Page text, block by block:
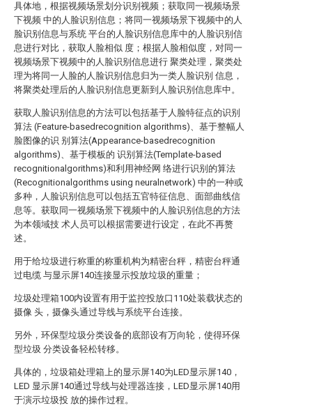
具体地，根据视频场景划分识别视频；获取同一视频场景
下视频 中的人脸识别信息；将同一视频场景下视频中的人
脸识别信息与系统 平台的人脸识别信息库中的人脸识别信
息进行对比，获取人脸相似 度；根据人脸相似度，对同一
视频场景下视频中的人脸识别信息进行 聚类处理，聚类处
理为将同一人脸的人脸识别信息归为一类人脸识别 信息，
将聚类处理后的人脸识别信息更新到人脸识别信息库中。
获取人脸识别信息的方法可以包括基于人脸特征点的识别
算法 (Feature-basedrecognition algorithms)、基于整幅人
脸图像的识 别算法(Appearance-basedrecognition
algorithms)、基于模板的 识别算法(Template-based
recognitionalgorithms)和利用神经网 络进行识别的算法
(Recognitionalgorithms using neuralnetwork) 中的一种或
多种，人脸识别信息可以包括五官特征信息、面部曲线信
息等。获取同一视频场景下视频中的人脸识别信息的方法
为本领域技 术人员可以根据需要进行设定，在此不再赘
述。
用于给垃圾进行称重的称重机构为精密台秤，精密台秤通
过电缆 与显示屏140连接显示投放垃圾的重量；
垃圾处理箱100内设置有用于监控投放口110处装载状态的
摄像 头，摄像头通过导线与系统平台连接。
另外，环保型垃圾分类设备的底部设有万向轮，使得环保
型垃圾 分类设备轻松转移。
具体的，垃圾箱处理箱上的显示屏140为LED显示屏140，
LED 显示屏140通过导线与处理器连接，LED显示屏140用
于演示垃圾投 放的操作过程。